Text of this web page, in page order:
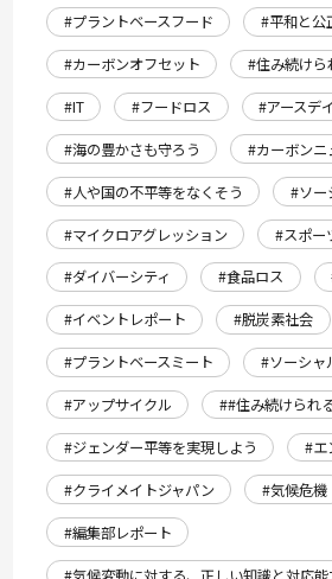
#プラントベースフード
#平和と公
#カーボンオフセット
#住み続けら
#IT
#フードロス
#アースデ
#海の豊かさも守ろう
#カーボンニ
#人や国の不平等をなくそう
#ソー
#マイクロアグレッション
#スポー
#ダイバーシティ
#食品ロス
#イベントレポート
#脱炭素社会
#プラントベースミート
#ソーシャ
#アップサイクル
##住み続けられ
#ジェンダー平等を実現しよう
#エ
#クライメイトジャパン
#気候危機
#編集部レポート